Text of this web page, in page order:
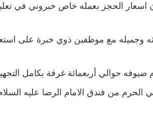
اسعار الحجز بعمله خاص خبروني في
وجميله مع موظفين ذوي خبرة على
الحرم من فندق الامام الرضا عليه